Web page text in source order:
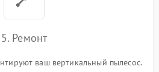
5. Ремонт
ваш вертикальный пылесос.